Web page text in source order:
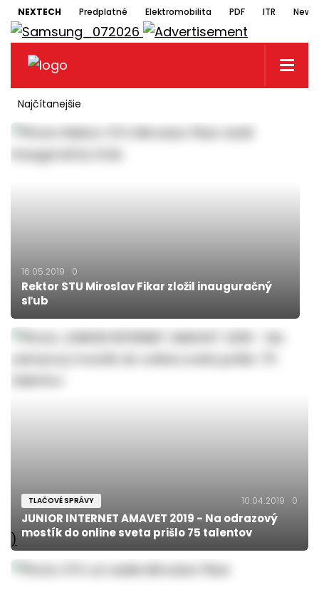
NEXTECH Predplatné Elektromobilita PDF ITR
Najčítanejšie
16.05.2019 0
Rektor STU Miroslav Fikar zložil inauguračný
sľub
)
TLAČOVÉ SPRÁVY 10.04.2019 0
JUNIOR INTERNET AMAVET 2019 - Na odrazový
mostík do online sveta prišlo 75 talentov